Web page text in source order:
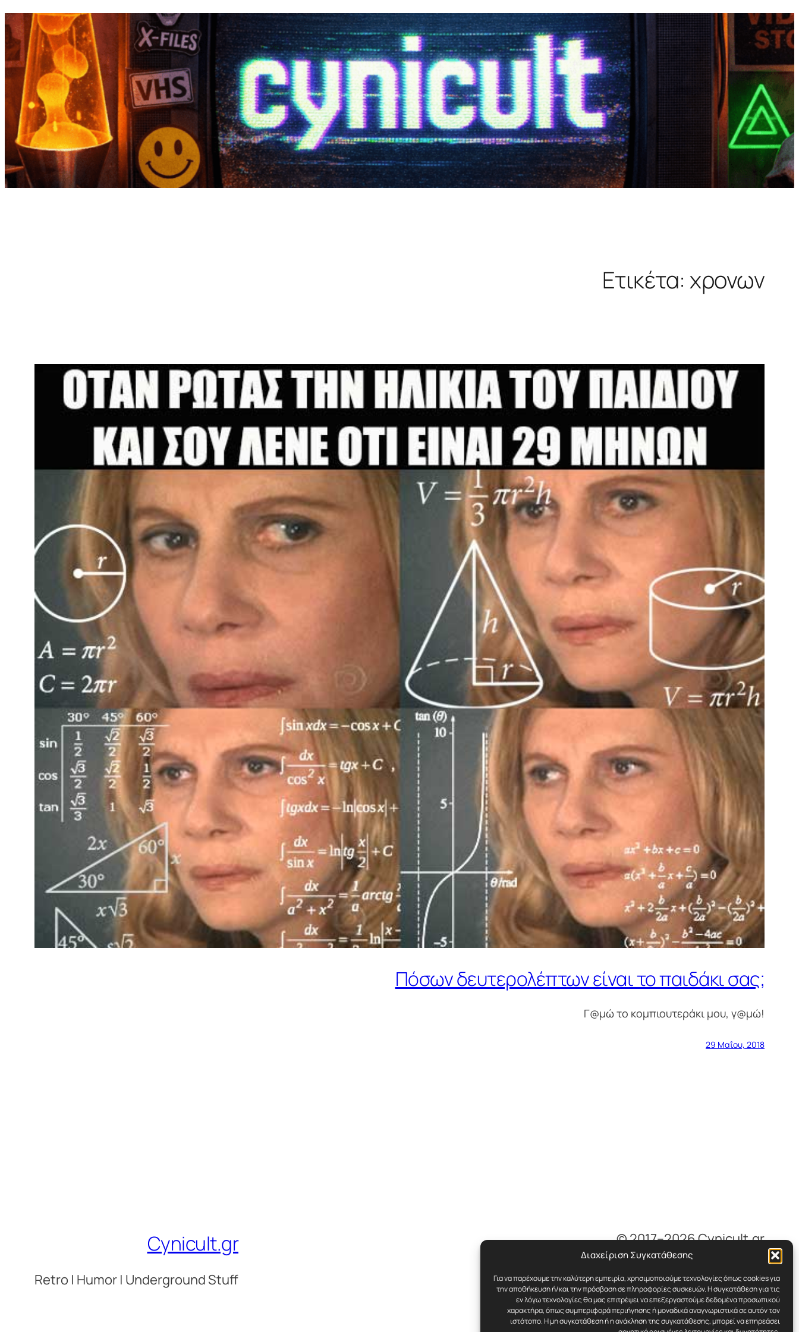
Διαχείριση Συγκατάθεσης
Για να παρέχουμε την καλύτερη εμπειρία, χρησιμοποιούμε τεχνολογίες όπως cookies για
την αποθήκευση ή/και την πρόσβαση σε πληροφορίες συσκευών. Η συγκατάθεση για τις
εν λόγω τεχνολογίες θα μας επιτρέψει να επεξεργαστούμε δεδομένα προσωπικού
χαρακτήρα, όπως συμπεριφορά περιήγησης ή μοναδικά αναγνωριστικά σε αυτόν τον
ιστότοπο. Η μη συγκατάθεση ή η ανάκληση της συγκατάθεσης, μπορεί να επηρεάσει
Ετικέτα: χρονων
Πόσων δευτερολέπτων είναι το παιδάκι σας;
Γ@μώ το κομπιουτεράκι μου, γ@μώ!
29 Μαΐου, 2018
Cynicult.gr
Retro | Humor | Underground Stuff
© 2017–2026 Cynicult.gr